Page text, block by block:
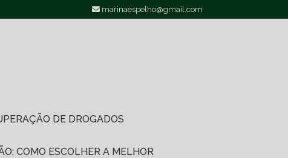
marinaespelho@gmail.com
DE DROGADOS
COMO ESCOLHER A MELHOR